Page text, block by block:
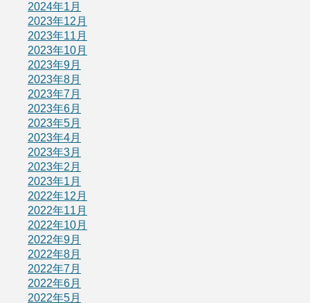
2024年1月
2023年12月
2023年11月
2023年10月
2023年9月
2023年8月
2023年7月
2023年6月
2023年5月
2023年4月
2023年3月
2023年2月
2023年1月
2022年12月
2022年11月
2022年10月
2022年9月
2022年8月
2022年7月
2022年6月
2022年5月